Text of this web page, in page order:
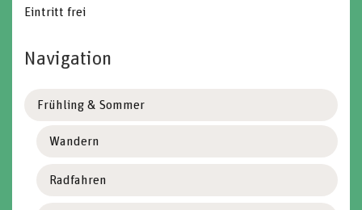
Eintritt frei
Navigation
Frühling & Sommer
Wandern
Radfahren